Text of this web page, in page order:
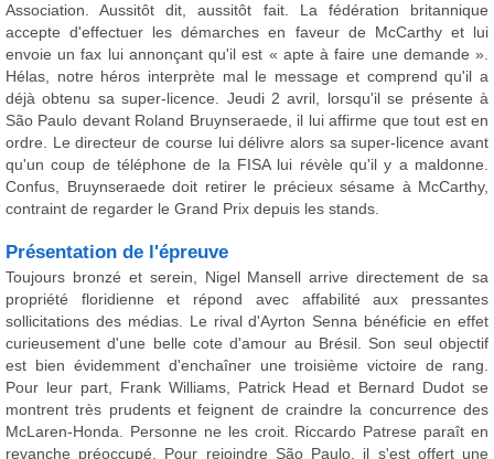
Association. Aussitôt dit, aussitôt fait. La fédération britannique
accepte d'effectuer les démarches en faveur de McCarthy et lui
envoie un fax lui annonçant qu'il est « apte à faire une demande ».
Hélas, notre héros interprète mal le message et comprend qu'il a
déjà obtenu sa super-licence. Jeudi 2 avril, lorsqu'il se présente à
São Paulo devant Roland Bruynseraede, il lui affirme que tout est en
ordre. Le directeur de course lui délivre alors sa super-licence avant
qu'un coup de téléphone de la FISA lui révèle qu'il y a maldonne.
Confus, Bruynseraede doit retirer le précieux sésame à McCarthy,
contraint de regarder le Grand Prix depuis les stands.
Présentation de l'épreuve
Toujours bronzé et serein, Nigel Mansell arrive directement de sa
propriété floridienne et répond avec affabilité aux pressantes
sollicitations des médias. Le rival d'Ayrton Senna bénéficie en effet
curieusement d'une belle cote d'amour au Brésil. Son seul objectif
est bien évidemment d'enchaîner une troisième victoire de rang.
Pour leur part, Frank Williams, Patrick Head et Bernard Dudot se
montrent très prudents et feignent de craindre la concurrence des
McLaren-Honda. Personne ne les croit. Riccardo Patrese paraît en
revanche préoccupé. Pour rejoindre São Paulo, il s'est offert une